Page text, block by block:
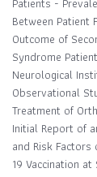
Between Patient
Outcome of
Syndrome
Neurological
Observational
Treatment of
Initial Report of
and Risk Factors
19 Vaccination